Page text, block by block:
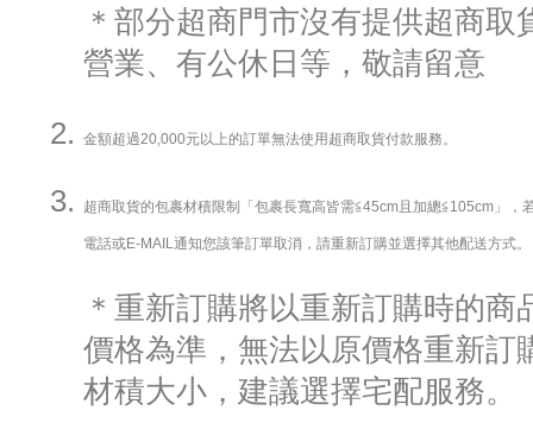
＊部分超商門市沒有提供超商取
營業、有公休日等，敬請留意
金額超過20,000元以上的訂單無法使用超商取貨付款服務。
超商取貨的包裹材積限制「包裹長寬高皆需≦45cm且加總≦105cm」，
電話或E-MAIL通知您該筆訂單取消，請重新訂購並選擇其他配送方式。
＊重新訂購將以重新訂購時的商
價格為準，無法以原價格重新訂
材積大小，建議選擇宅配服務。